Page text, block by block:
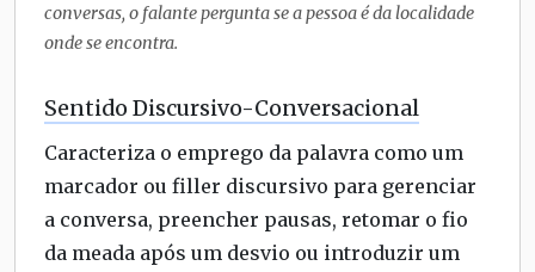
conversas, o falante pergunta se a pessoa é da localidade
onde se encontra.
Sentido Discursivo-Conversacional
Caracteriza o emprego da palavra como um
marcador ou filler discursivo para gerenciar
a conversa, preencher pausas, retomar o fio
da meada após um desvio ou introduzir um